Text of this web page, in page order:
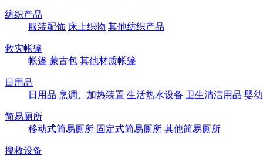
纺织产品
服装配饰 床上织物 其他纺织产品
救灾帐篷
帐篷 蒙古包 其他材质帐篷
日用品
日用品 烹调、加热装置 生活热水设备 卫生清洁用品 婴
简易厕所
移动式简易厕所 固定式简易厕所 其他简易厕所
搜救设备